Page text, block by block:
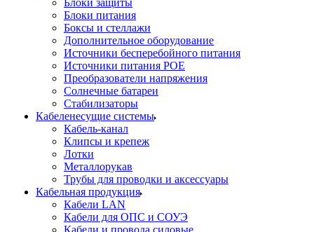
Блоки защиты
Блоки питания
Боксы и стеллажи
Дополнительное оборудование
Источники бесперебойного питания
Источники питания POE
Преобразователи напряжения
Солнечные батареи
Стабилизаторы
Кабеленесущие системы
Кабель-канал
Клипсы и крепеж
Лотки
Металлорукав
Трубы для проводки и аксессуары
Кабельная продукция
Кабели LAN
Кабели для ОПС и СОУЭ
Кабели и провода силовые